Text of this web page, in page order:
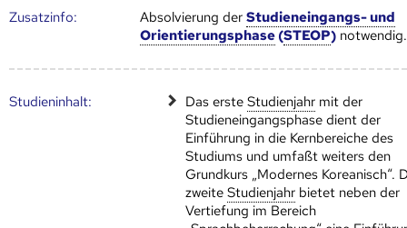
Zusatz­info:
Absolvierung derStudieneingangs- und
Orientierungsphase (STEOP) notwendig.
Studien­inhalt: Das ersteStudienjahr mit der
Studieneingangsphase dient der
Einführung in die Kernbereiche des
Studiums und umfaßt weiters den
Grundkurs „Modernes Koreanisch“.
zweiteStudienjahr bietet neben der
Vertiefung im Bereich